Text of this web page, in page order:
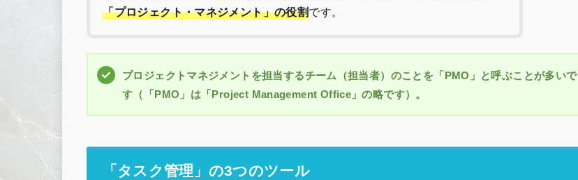
「プロジェクト・マネジメント」の役割です。
プロジェクトマネジメントを担当するチーム（担当者）のことを「PMO」と呼ぶことが多いで
す（「PMO」は「Project Management Office」の略です）。
「タスク管理」の3つのツール